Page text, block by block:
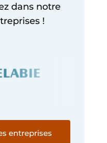
dans notre
!
entreprises